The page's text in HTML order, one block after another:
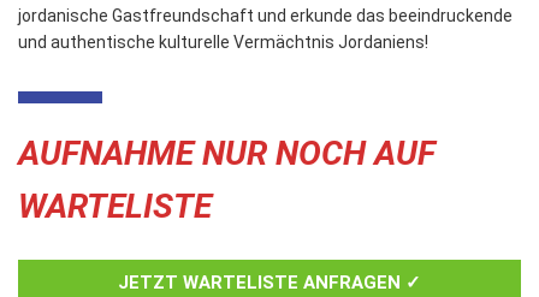
jordanische Gastfreundschaft und erkunde das beeindruckende
und authentische kulturelle Vermächtnis Jordaniens!
AUFNAHME NUR NOCH AUF
WARTELISTE
JETZT WARTELISTE ANFRAGEN ✓